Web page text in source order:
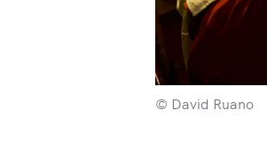
© David Ruano